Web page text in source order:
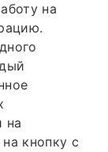
на
на
кнопку с